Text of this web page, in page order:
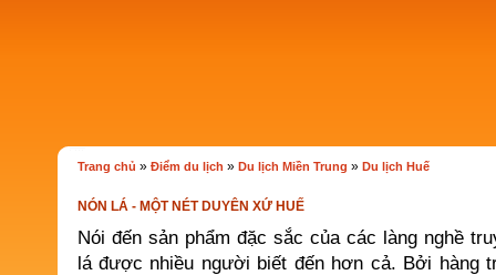
Trang chủ » Điểm du lịch » Du lịch Miền Trung » Du lịch Huế
NÓN LÁ - MỘT NÉT DUYÊN XỨ HUẾ
Nói đến sản phẩm đặc sắc của các làng nghề
lá được nhiều người biết đến hơn cả. Bởi hàng